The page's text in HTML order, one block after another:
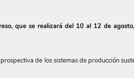
que se realizará del 10 al 12 de
de los sistemas de producción